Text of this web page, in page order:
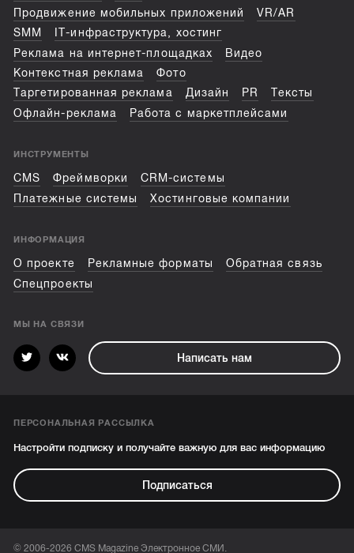
Продвижение мобильных приложений
VR/AR
SMM
IT-инфраструктура, хостинг
Реклама на интернет-площадках
Видео
Контекстная реклама
Фото
Таргетированная реклама
Дизайн PR
Тексты
Офлайн-реклама
Работа с маркетплейсами
ИНСТРУМЕНТЫ
CMS Фреймворки
CRM-системы
Платежные системы
Хостинговые компании
ИНФОРМАЦИЯ
О проекте Рекламные форматы
Обратная связь
Спецпроекты
МЫ НА СВЯЗИ
Написать нам
ПЕРСОНАЛЬНАЯ РАССЫЛКА
Настройти подписку и получайте важную для вас информацию
Подписаться
© 2006-2026 CMS Magazine Электронное СМИ.